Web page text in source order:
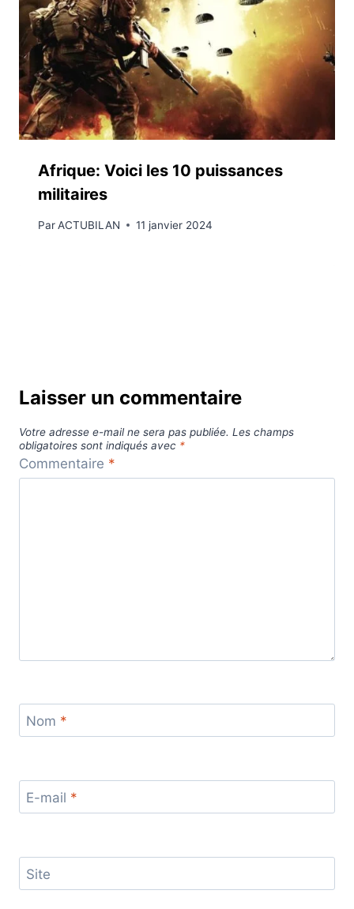
Afrique: Voici les 10 puissances
militaires
ParACTUBILAN 11 janvier 2024
Laisser un commentaire
Votre adresse e-mail ne sera pas publiée. Les champs
obligatoires sont indiqués avec *
Commentaire *
Nom *
E-mail *
Site